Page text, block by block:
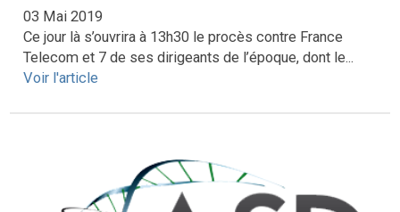
03 Mai 2019
Ce jour là s’ouvrira à 13h30 le procès contre France
Telecom et 7 de ses dirigeants de l’époque, dont le...
Voir l'article